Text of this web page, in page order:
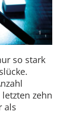
so stark
zehn
als